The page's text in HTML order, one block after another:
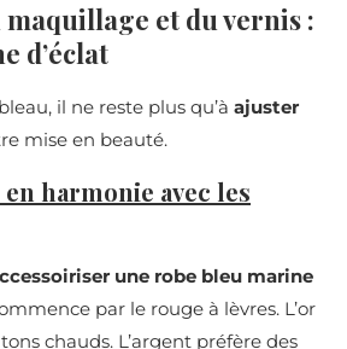
maquillage et du vernis :
d’éclat
il ne reste plus qu’à ajuster
mise en beauté.
harmonie avec les
une robe bleu marine
par le rouge à lèvres. L’or
chauds. L’argent préfère des